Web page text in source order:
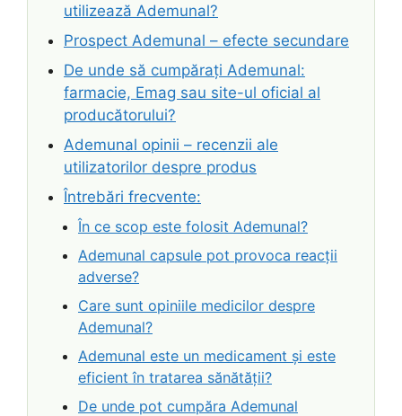
utilizează Ademunal?
Prospect Ademunal – efecte secundare
De unde să cumpărați Ademunal:
farmacie, Emag sau site-ul oficial al
producătorului?
Ademunal opinii – recenzii ale
utilizatorilor despre produs
Întrebări frecvente:
În ce scop este folosit Ademunal?
Ademunal capsule pot provoca reacții
adverse?
Care sunt opiniile medicilor despre
Ademunal?
Ademunal este un medicament și este
eficient în tratarea sănătății?
De unde pot cumpăra Ademunal